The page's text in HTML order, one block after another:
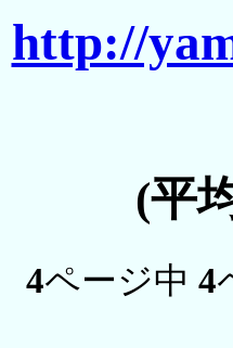
http://
(平
4ページ中 4